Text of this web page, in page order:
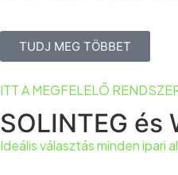
TUDJ MEG TÖBBET
ITT A MEGFELELŐ
SOLINTEG és
Ideális választás minden